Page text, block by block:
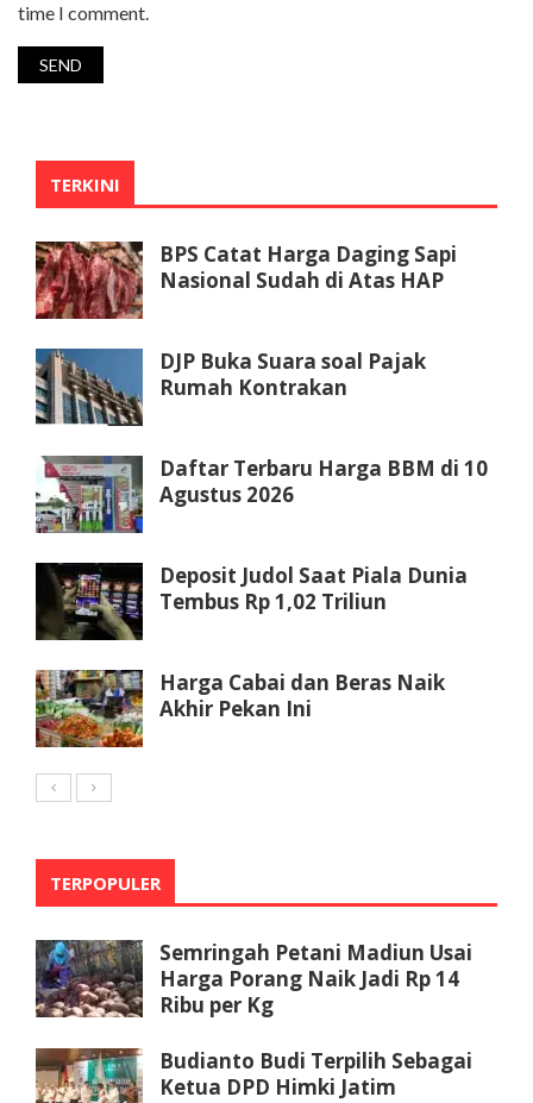
time I comment.
TERKINI
BPS Catat Harga Daging Sapi
Nasional Sudah di Atas HAP
DJP Buka Suara soal Pajak
Rumah Kontrakan
Daftar Terbaru Harga BBM di 10
Agustus 2026
Deposit Judol Saat Piala Dunia
Tembus Rp 1,02 Triliun
Harga Cabai dan Beras Naik
Akhir Pekan Ini
TERPOPULER
Semringah Petani Madiun Usai
Harga Porang Naik Jadi Rp 14
Ribu per Kg
Budianto Budi Terpilih Sebagai
Ketua DPD Himki Jatim